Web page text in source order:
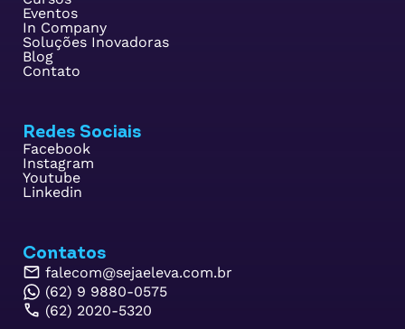
Eventos
In Company
Soluções Inovadoras
Blog
Contato
Redes Sociais
Facebook
Instagram
Youtube
Linkedin
Contatos
falecom@sejaeleva.com.br
(62) 9 9880-0575
(62) 2020-5320